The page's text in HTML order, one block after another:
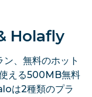
Holafly
、無料のホット
える500MB無料
は2種類のプラ